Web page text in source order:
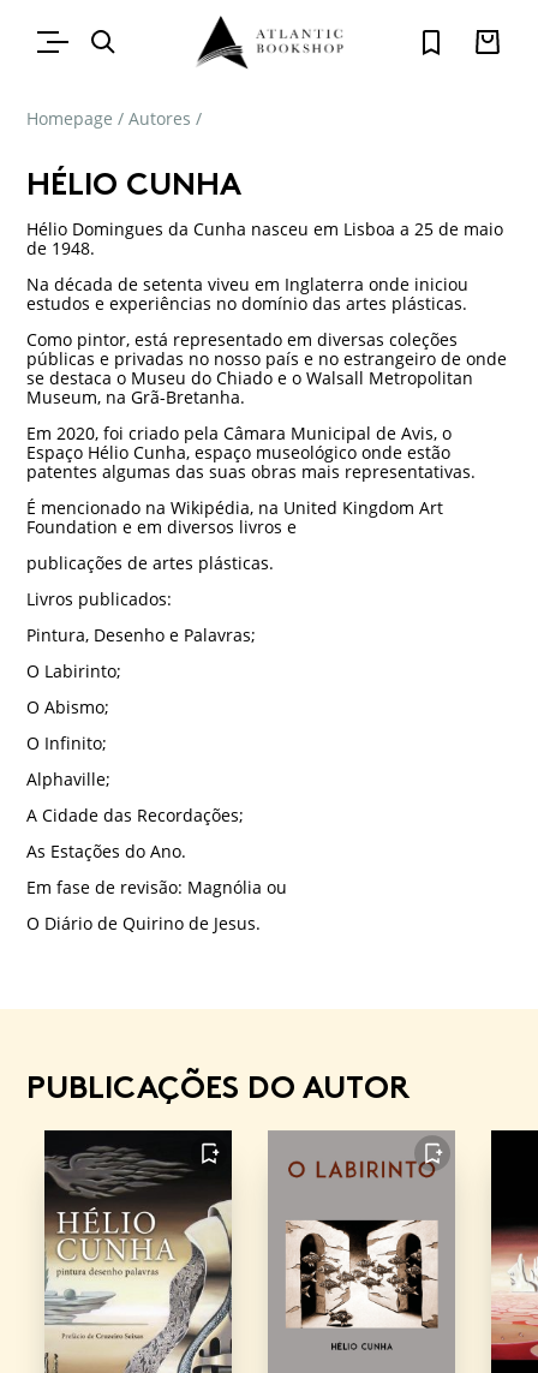
Homepage / Autores /
HÉLIO CUNHA
Hélio Domingues da Cunha nasceu em Lisboa a 25 de maio
de 1948.
Na década de setenta viveu em Inglaterra onde iniciou
estudos e experiências no domínio das artes plásticas.
Como pintor, está representado em diversas coleções
públicas e privadas no nosso país e no estrangeiro de onde
se destaca o Museu do Chiado e o Walsall Metropolitan
Museum, na Grã-Bretanha.
Em 2020, foi criado pela Câmara Municipal de Avis, o
Espaço Hélio Cunha, espaço museológico onde estão
patentes algumas das suas obras mais representativas.
É mencionado na Wikipédia, na United Kingdom Art
Foundation e em diversos livros e
publicações de artes plásticas.
Livros publicados:
Pintura, Desenho e Palavras;
O Labirinto;
O Abismo;
O Infinito;
Alphaville;
A Cidade das Recordações;
As Estações do Ano.
Em fase de revisão: Magnólia ou
O Diário de Quirino de Jesus.
PUBLICAÇÕES DO AUTOR
FAVORITO FAVORITO